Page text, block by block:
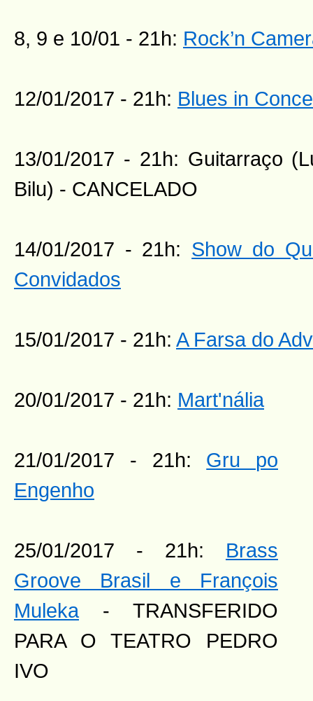
8, 9 e 10/01 - 21h: Rock’n
12/01/2017 - 21h: Blues in
13/01/2017 - 21h: Guitarraço
Bilu) - CANCELADO
14/01/2017 - 21h: Show do
Convidados
15/01/2017 - 21h: A Farsa do
20/01/2017 - 21h: Mart'nália
21/01/2017 - 21h: Gru po
Engenho
25/01/2017 - 21h: Brass
Groove Brasil e François
Muleka- TRANSFERIDO
PARA O TEATRO PEDRO
IVO